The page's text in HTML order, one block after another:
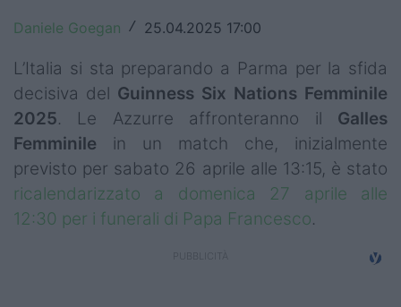
Challenge Cup
World Rugby
Rugby World Cup
Super Rugby
Rugby in TV
Mercato
Daniele Goegan / 25.04.2025 17:00
L’Italia si sta preparando a Parma per la sfida
decisiva del Guinness Six Nations Femminile
2025. Le Azzurre affronteranno il Galles
Femminile in un match che, inizialmente
previsto per sabato 26 aprile alle 13:15, è stato
ricalendarizzato a domenica 27 aprile alle
12:30 per i funerali di Papa Francesco.